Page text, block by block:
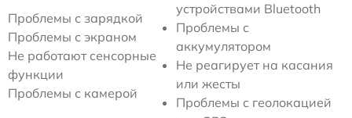
Проблемы с зарядкой
Проблемы с экраном
Не работают сенсорные
функции
Проблемы с камерой
устройствами Bluetooth
Проблемы с
аккумулятором
Не реагирует на касания
или жесты
Проблемы с геолокацией